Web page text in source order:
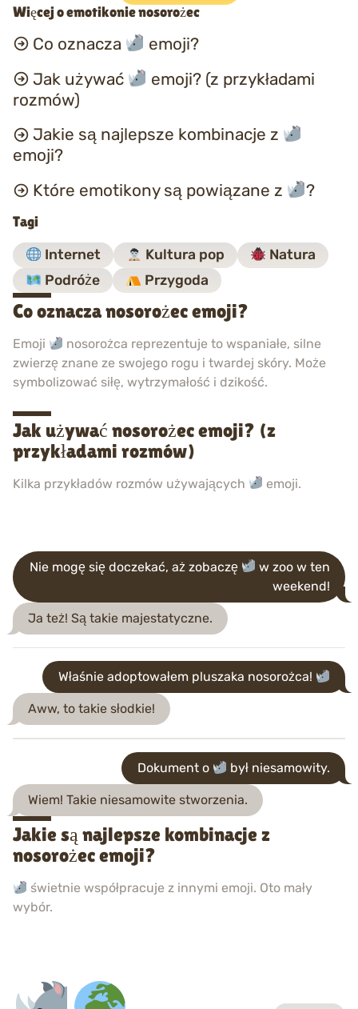
Więcej o emotikonie nosorożec
Co oznacza
emoji?
Jak używać
emoji? (z przykładami
rozmów)
Jakie są najlepsze kombinacje z
emoji?
Które emotikony są powiązane z
?
Tagi
Internet Kultura pop
Natura
Podróże
Przygoda
Co oznacza nosorożec emoji?
Emoji
nosorożca reprezentuje to wspaniałe, silne
zwierzę znane ze swojego rogu i twardej skóry. Może
symbolizować siłę, wytrzymałość i dzikość.
Jak używać nosorożec emoji? (z
przykładami rozmów)
Kilka przykładów rozmów używających emoji.
Nie mogę się doczekać, aż zobaczę
w zoo w ten
weekend!
Ja też! Są takie majestatyczne.
Właśnie adoptowałem pluszaka nosorożca!
Aww, to takie słodkie!
Dokument o był niesamowity.
Wiem! Takie niesamowite stworzenia.
Jakie są najlepsze kombinacje z
nosorożec emoji?
świetnie współpracuje z innymi emoji. Oto mały
wybór.